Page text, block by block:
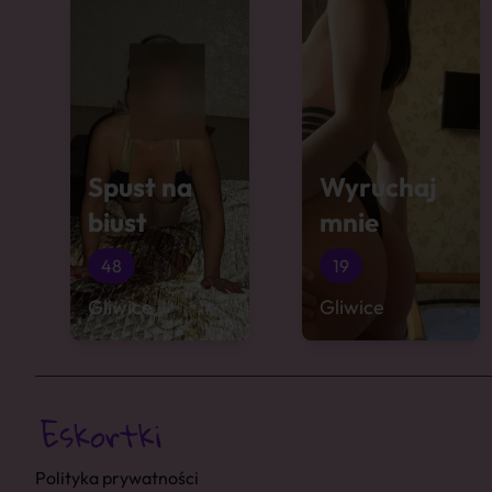
Spust na
biust
48
Gliwice
Wyruchaj
mnie
19
Gliwice
Polityka prywatności